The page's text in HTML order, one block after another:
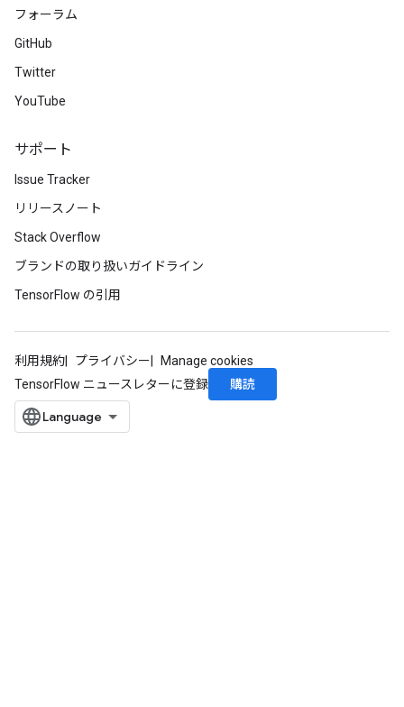
フォーラム
GitHub
Twitter
YouTube
サポート
Issue Tracker
リリースノート
Stack Overflow
ブランドの取り扱いガイドライン
TensorFlow の引用
利用規約 プライバシー
Manage cookies
TensorFlow ニュースレターに登録
購読